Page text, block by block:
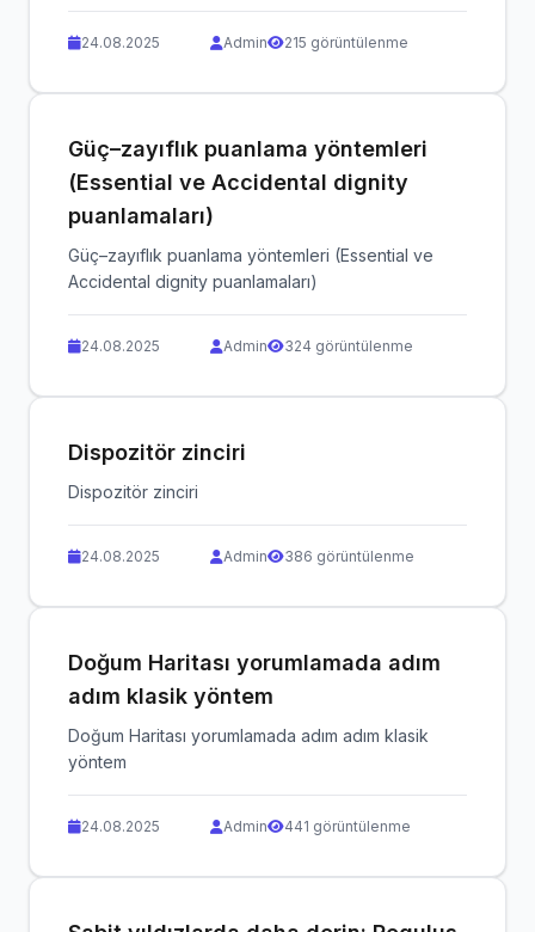
24.08.2025 Admin 215 görüntülenme
Güç–zayıflık puanlama yöntemleri
(Essential ve Accidental dignity
puanlamaları)
Güç–zayıflık puanlama yöntemleri (Essential ve
Accidental dignity puanlamaları)
24.08.2025 Admin 324 görüntülenme
Dispozitör zinciri
Dispozitör zinciri
24.08.2025 Admin 386 görüntülenme
Doğum Haritası yorumlamada adım
adım klasik yöntem
Doğum Haritası yorumlamada adım adım klasik
yöntem
24.08.2025 Admin 441 görüntülenme